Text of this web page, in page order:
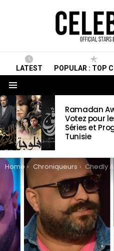
LATEST POPULAR : TOP
LATEST
STORIES
Ramadan
Votez pour
Séries et
Tunisie
You are here:
Home Chroniqueurs Chedly Arfaoui Wiki , Biographie, Age,